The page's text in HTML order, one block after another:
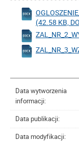
(42.58 KB,
Data wytworzenia
informacji:
Data publikacji:
Data modyfikacji: